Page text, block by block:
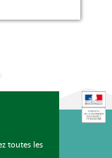
toutes les